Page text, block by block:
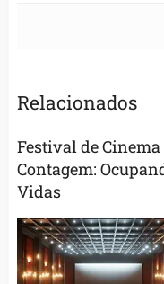
Relacionados
Festival de
Contagem:
Vidas